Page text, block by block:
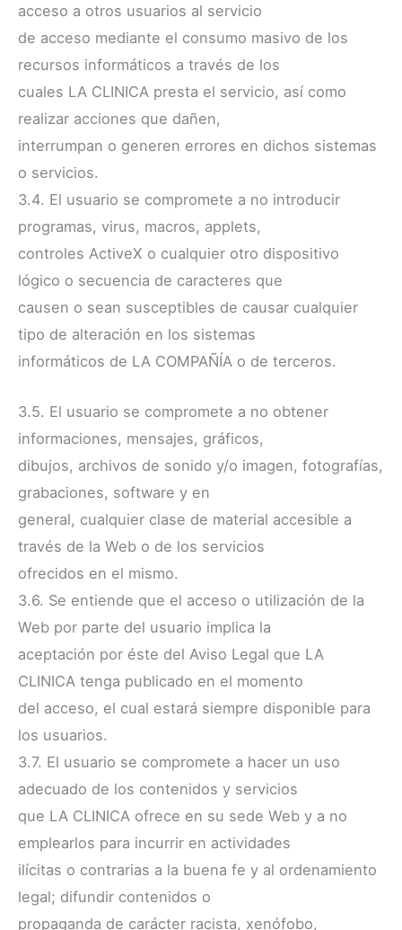
acceso a otros usuarios al servicio
de acceso mediante el consumo masivo de los
recursos informáticos a través de los
cuales LA CLINICA presta el servicio, así como
realizar acciones que dañen,
interrumpan o generen errores en dichos sistemas
o servicios.
3.4. El usuario se compromete a no introducir
programas, virus, macros, applets,
controles ActiveX o cualquier otro dispositivo
lógico o secuencia de caracteres que
causen o sean susceptibles de causar cualquier
tipo de alteración en los sistemas
informáticos de LA COMPAÑÍA o de terceros.
3.5. El usuario se compromete a no obtener
informaciones, mensajes, gráficos,
dibujos, archivos de sonido y/o imagen, fotografías,
grabaciones, software y en
general, cualquier clase de material accesible a
través de la Web o de los servicios
ofrecidos en el mismo.
3.6. Se entiende que el acceso o utilización de la
Web por parte del usuario implica la
aceptación por éste del Aviso Legal que LA
CLINICA tenga publicado en el momento
del acceso, el cual estará siempre disponible para
los usuarios.
3.7. El usuario se compromete a hacer un uso
adecuado de los contenidos y servicios
que LA CLINICA ofrece en su sede Web y a no
emplearlos para incurrir en actividades
ilícitas o contrarias a la buena fe y al ordenamiento
legal; difundir contenidos o
propaganda de carácter racista, xenófobo,